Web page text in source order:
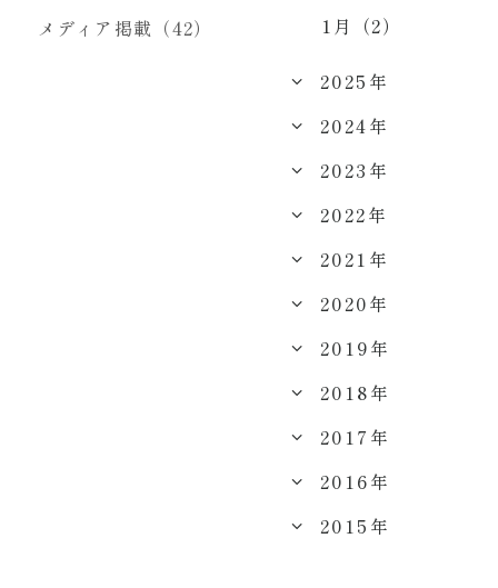
メディア掲載（42）
1月（2）
2025年
2024年
2023年
2022年
2021年
2020年
2019年
2018年
2017年
2016年
2015年